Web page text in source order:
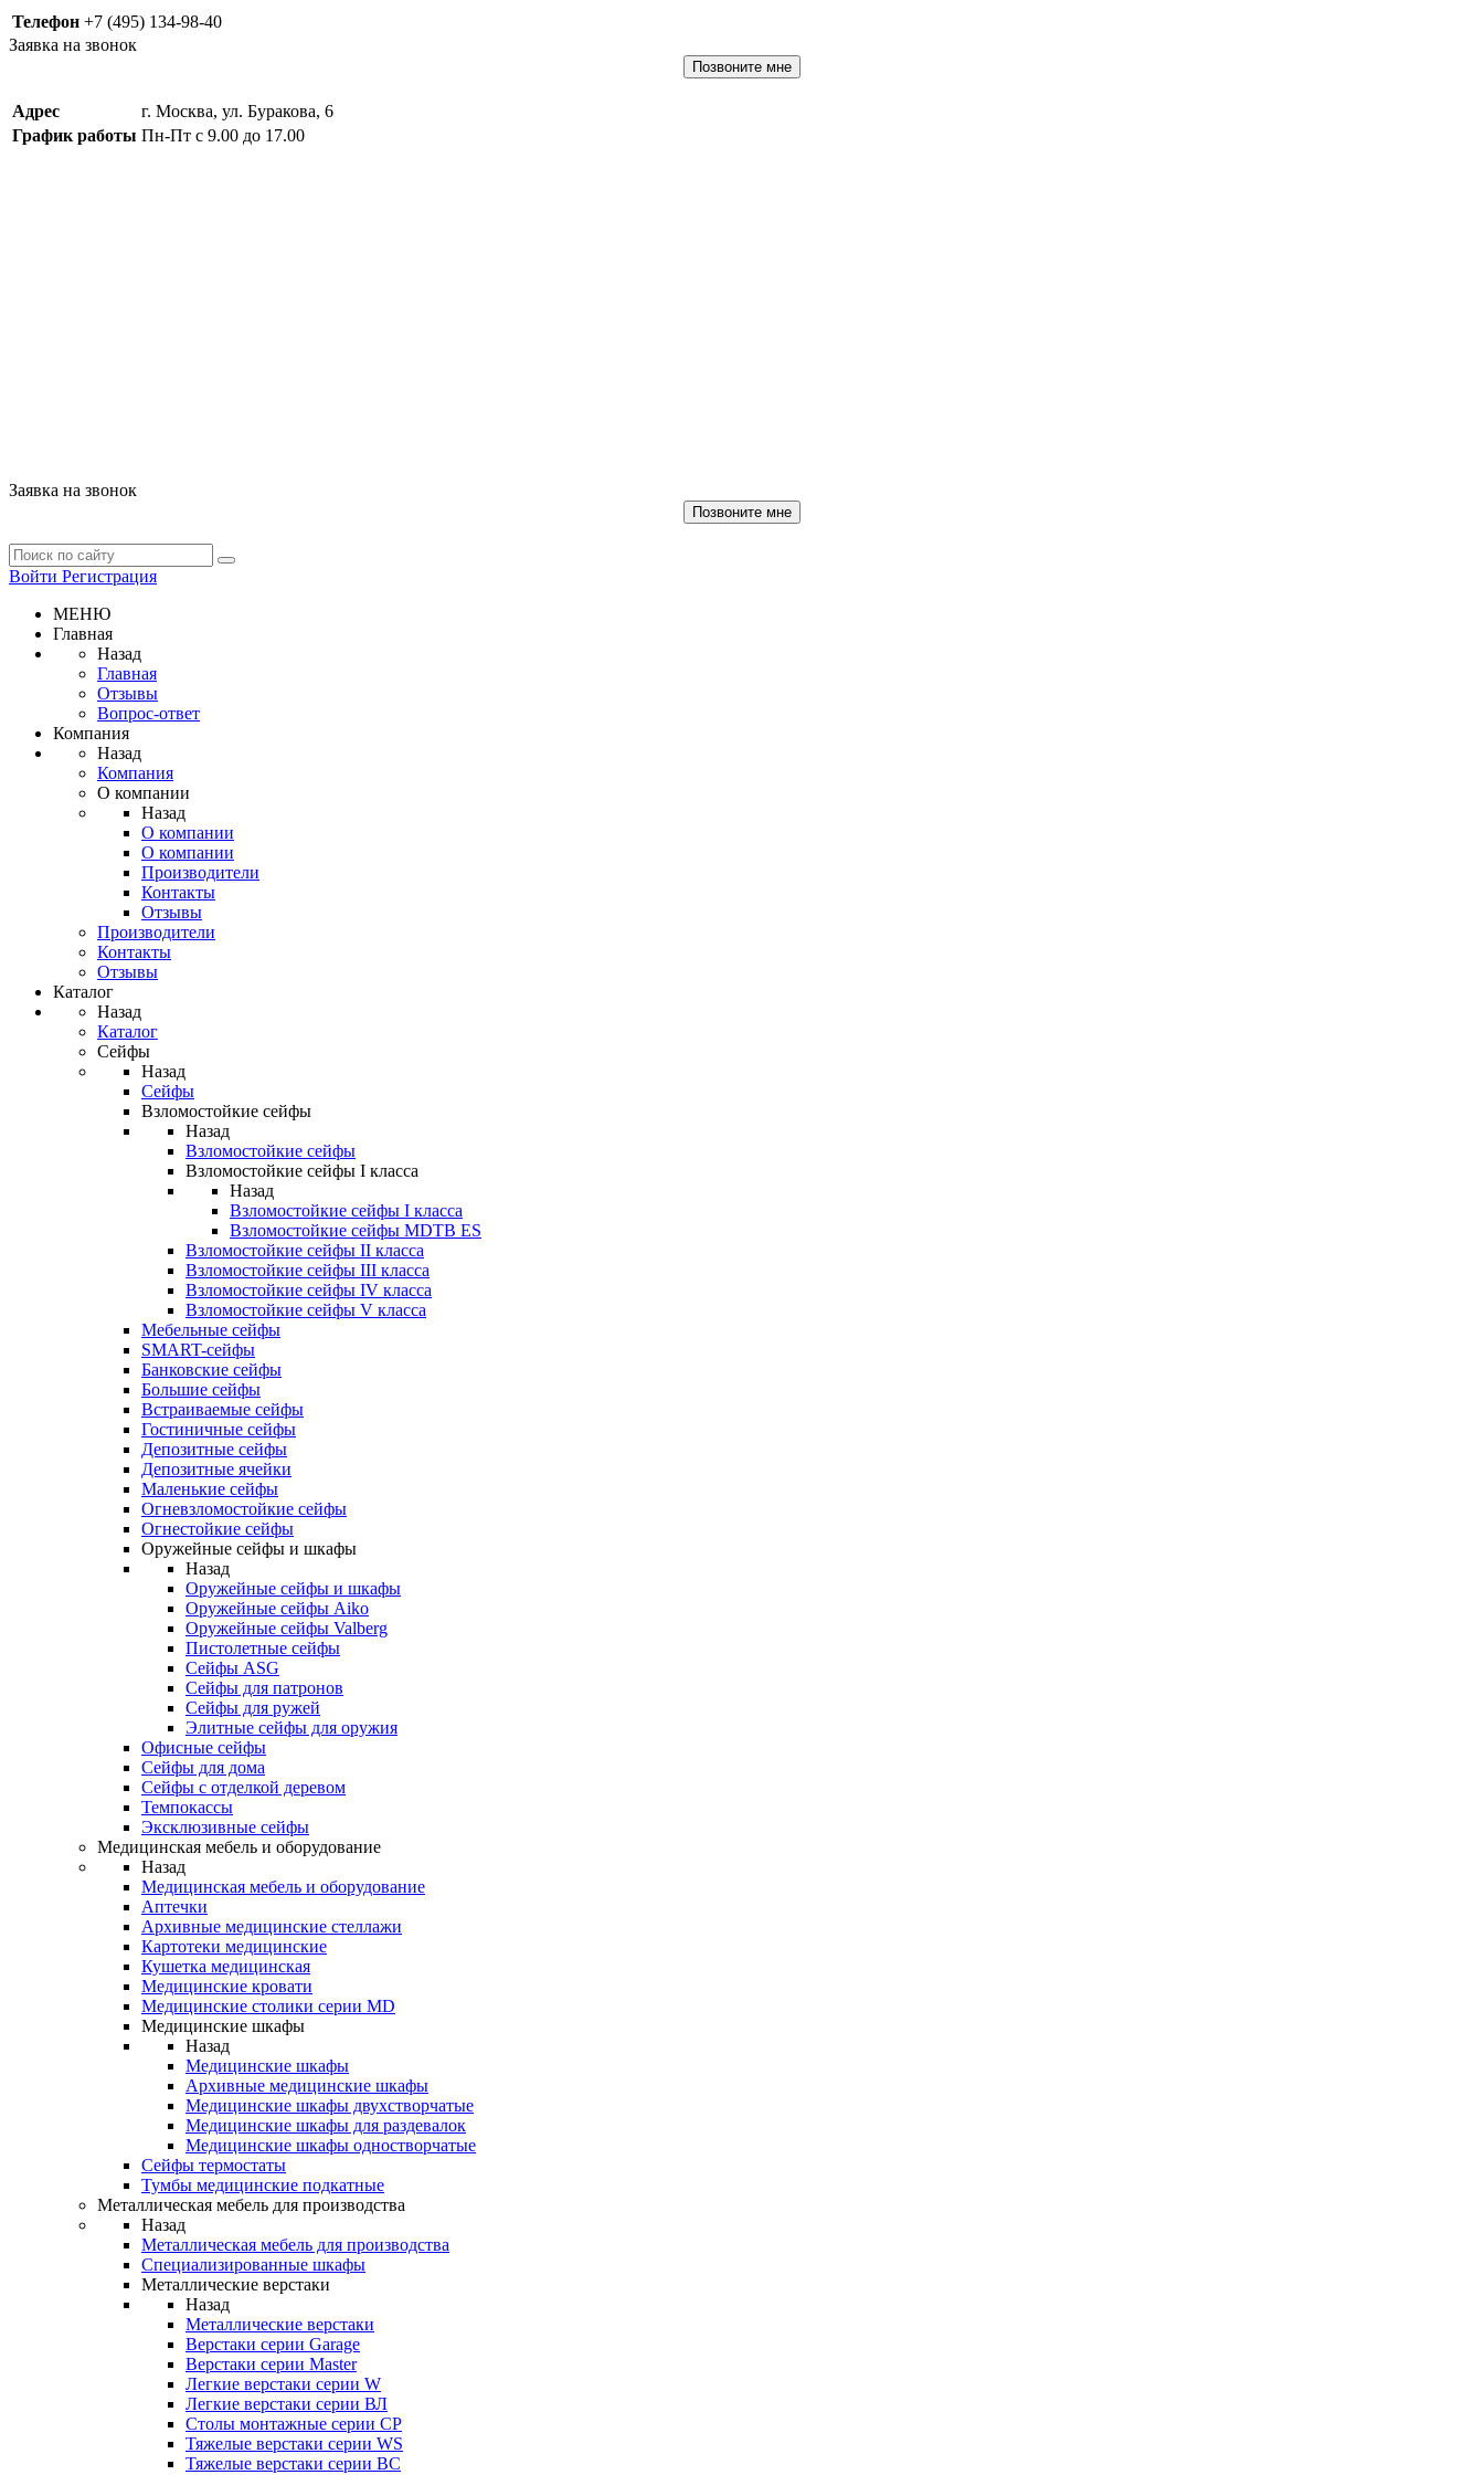
Телефон +7 (495) 134-98-40
Заявка на звонок
Позвоните мне
Адрес
г. Москва, ул. Буракова, 6
График работы Пн-Пт с 9.00 до 17.00
Заявка на звонок
Позвоните мне
Войти Регистрация
МЕНЮ
Главная
Назад
Главная
Отзывы
Вопрос-ответ
Компания
Назад
Компания
О компании
Назад
О компании
О компании
Производители
Контакты
Отзывы
Производители
Контакты
Отзывы
Каталог
Назад
Каталог
Сейфы
Назад
Сейфы
Взломостойкие сейфы
Назад
Взломостойкие сейфы
Взломостойкие сейфы I класса
Назад
Взломостойкие сейфы I класса
Взломостойкие сейфы MDTB ES
Взломостойкие сейфы II класса
Взломостойкие сейфы III класса
Взломостойкие сейфы IV класса
Взломостойкие сейфы V класса
Мебельные сейфы
SMART-сейфы
Банковские сейфы
Большие сейфы
Встраиваемые сейфы
Гостиничные сейфы
Депозитные сейфы
Депозитные ячейки
Маленькие сейфы
Огневзломостойкие сейфы
Огнестойкие сейфы
Оружейные сейфы и шкафы
Назад
Оружейные сейфы и шкафы
Оружейные сейфы Aiko
Оружейные сейфы Valberg
Пистолетные сейфы
Сейфы ASG
Сейфы для патронов
Сейфы для ружей
Элитные сейфы для оружия
Офисные сейфы
Сейфы для дома
Сейфы с отделкой деревом
Темпокассы
Эксклюзивные сейфы
Медицинская мебель и оборудование
Назад
Медицинская мебель и оборудование
Аптечки
Архивные медицинские стеллажи
Картотеки медицинские
Кушетка медицинская
Медицинские кровати
Медицинские столики серии MD
Медицинские шкафы
Назад
Медицинские шкафы
Архивные медицинские шкафы
Медицинские шкафы двухстворчатые
Медицинские шкафы для раздевалок
Медицинские шкафы одностворчатые
Сейфы термостаты
Тумбы медицинские подкатные
Металлическая мебель для производства
Назад
Металлическая мебель для производства
Cпециализированные шкафы
Металлические верстаки
Назад
Металлические верстаки
Верстаки серии Garage
Верстаки серии Master
Легкие верстаки серии W
Легкие верстаки серии ВЛ
Столы монтажные серии СР
Тяжелые верстаки серии WS
Тяжелые верстаки серии ВС